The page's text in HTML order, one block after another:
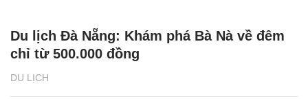
DU LỊCH
Du lịch Đà Nẵng: Khám phá Bà Nà về đêm
chỉ từ 500.000 đồng